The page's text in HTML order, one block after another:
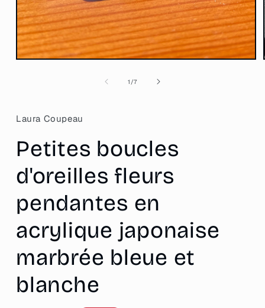
Ouvrir
fenêtre
modale
1 /de
7
Laura Coupeau
Petites boucles
d'oreilles fleurs
pendantes en
acrylique japonaise
marbrée bleue et
blanche